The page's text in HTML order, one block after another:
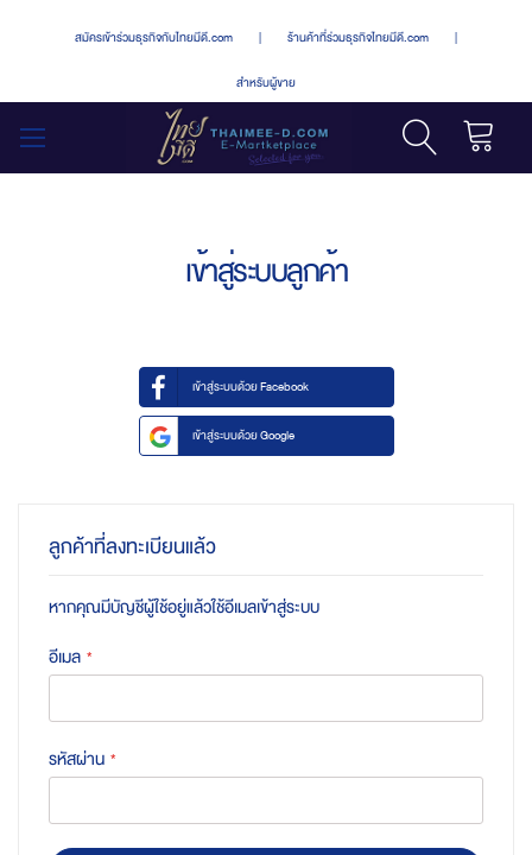
สมัครเข้าร่วมธุรกิจกับไทยมีดี.com | ร้านค้าที่ร่วมธุรกิจไทยมีดี.com |
สำหรับผู้ขาย
เข้าสู่ระบบลูกค้า
เข้าสู่ระบบด้วย Facebook
เข้าสู่ระบบด้วย Google
ลูกค้าที่ลงทะเบียนแล้ว
หากคุณมีบัญชีผู้ใช้อยู่แล้วใช้อีเมลเข้าสู่ระบบ
อีเมล
รหัสผ่าน